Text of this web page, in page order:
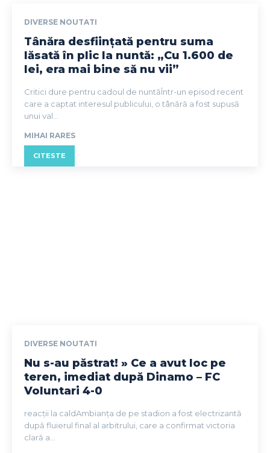
DIVERSE NOUTATI
Tânăra desființată pentru suma
lăsată în plic la nuntă: „Cu 1.600 de
lei, era mai bine să nu vii”
Critici dure pentru cadoul de nuntăÎntr-un episod recent
care a captat interesul publicului, o tânără a fost supusă
unui val...
MIHAI RARES
CITESTE
DIVERSE NOUTATI
Nu s-au păstrat! » Ce a avut loc pe
teren, imediat după Dinamo – FC
Voluntari 4-0
reacții la caldAmbianța de pe stadion a fost electrizantă
după fluierul final al arbitrului, care a confirmat victoria
clară a...